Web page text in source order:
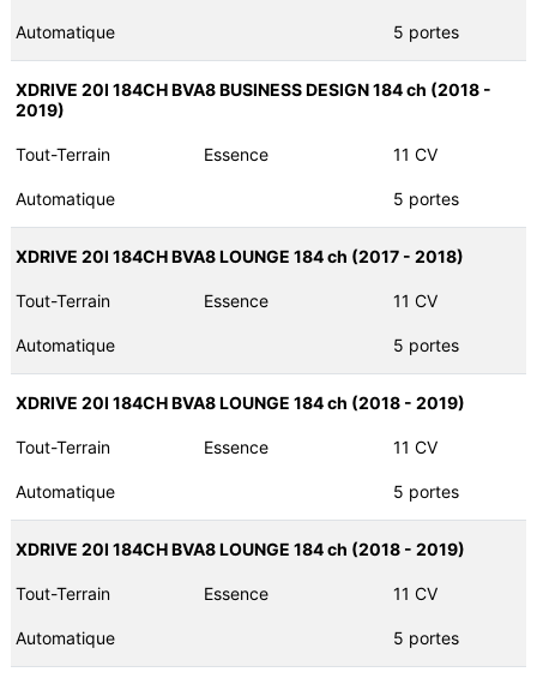
Automatique 5 portes
XDRIVE 20I 184CH BVA8 BUSINESS DESIGN 184 ch (2018 -
2019)
Tout-Terrain Essence 11 CV
Automatique 5 portes
XDRIVE 20I 184CH BVA8 LOUNGE 184 ch (2017 - 2018)
Tout-Terrain Essence 11 CV
Automatique 5 portes
XDRIVE 20I 184CH BVA8 LOUNGE 184 ch (2018 - 2019)
Tout-Terrain Essence 11 CV
Automatique 5 portes
XDRIVE 20I 184CH BVA8 LOUNGE 184 ch (2018 - 2019)
Tout-Terrain Essence 11 CV
Automatique 5 portes